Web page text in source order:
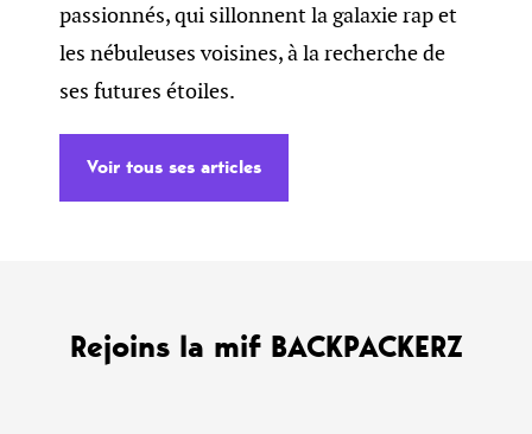
passionnés, qui sillonnent la galaxie rap et
les nébuleuses voisines, à la recherche de
ses futures étoiles.
Voir tous ses articles
Rejoins la mif BACKPACKERZ